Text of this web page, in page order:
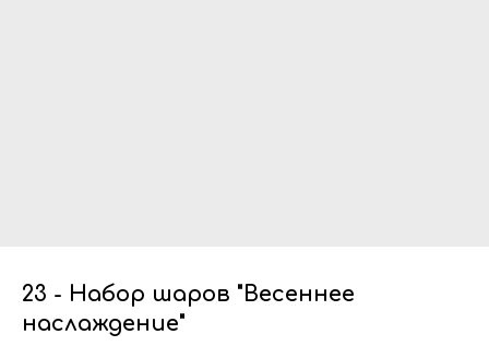
23 - Набор шаров "Весеннее
наслаждение"